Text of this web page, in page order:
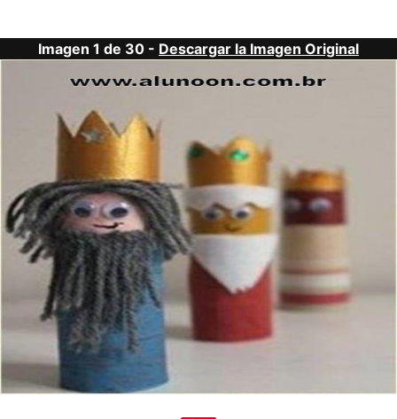
Imagen 1 de 30 - Descargar la Imagen Original